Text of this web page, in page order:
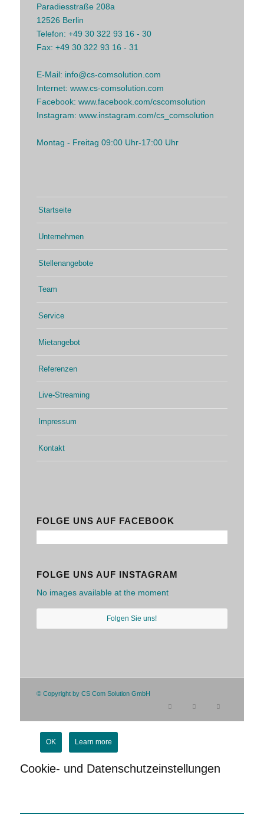
Paradiesstraße 208a
12526 Berlin
Telefon:+49 30 322 93 16 - 30
Fax:+49 30 322 93 16 - 31
E-Mail: info@cs-comsolution.com
Internet:www.cs-comsolution.com
Facebook:www.facebook.com/cscomsolution
Instagram:www.instagram.com/cs_comsolution
Montag - Freitag 09:00 Uhr-17:00 Uhr
Startseite
Unternehmen
Stellenangebote
Team
Service
Mietangebot
Referenzen
Live-Streaming
Impressum
Kontakt
FOLGE UNS AUF FACEBOOK
FOLGE UNS AUF INSTAGRAM
No images available at the moment
Folgen Sie uns!
© Copyright by CS Com Solution GmbH
OK Learn more
Cookie- und Datenschutzeinstellungen